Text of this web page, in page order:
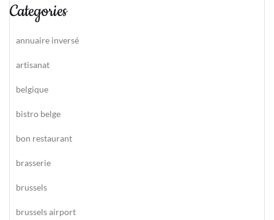
Categories
annuaire inversé
artisanat
belgique
bistro belge
bon restaurant
brasserie
brussels
brussels airport